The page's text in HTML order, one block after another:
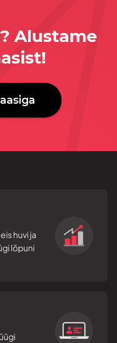
Alustame
huvi ja
lõpuni